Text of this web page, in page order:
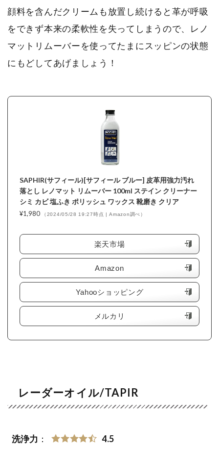
顔料を含んだクリームも放置し続けると革が呼吸
をできず本来の柔軟性を失ってしまうので、レノ
マットリムーバーを使ってたまにスッピンの状態
にもどしてあげましょう！
SAPHIR(サフィール)[サフィール ブルー] 皮革用強力汚れ
落とし レノマット リムーバー 100ml ステイン クリーナー
シミ カビ 塩ふき ポリッシュ ワックス 靴磨き クリア
¥1,980 （2024/05/28 19:27時点 | Amazon調べ）
Amazon
楽天市場
Yahooショッピング
メルカリ
レーダーオイル/TAPIR
洗浄力 ：
4.5